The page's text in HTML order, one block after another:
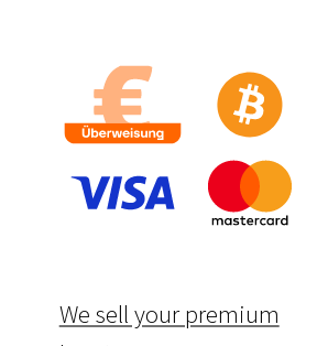
We sell your premium